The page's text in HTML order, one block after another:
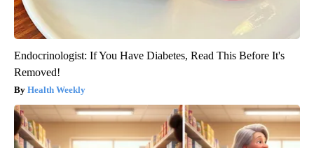
Endocrinologist: If You Have Diabetes, Read This Before It's
Removed!
Health Weekly